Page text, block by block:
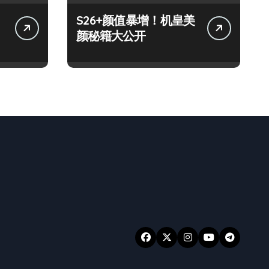
S26+颜值暴增！机皇美
颜秘籍大公开